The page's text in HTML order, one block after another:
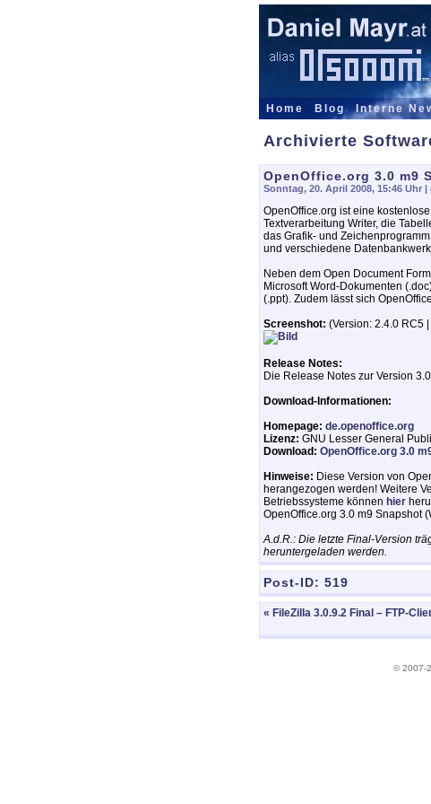
Home Blog Interne
Archivierte
OpenOffice.org 3.0 m9
Sonntag, 20. April 2008, 15:46 Uhr |
OpenOffice.org ist eine
Textverarbeitung Writer, die
das Grafik- und
und verschiedene
Neben dem Open Document
Microsoft Word-Dokumenten
(.ppt). Zudem lässt sich
Screenshot: (Version: 2.4.0 RC5
Release Notes:
Die Release Notes zur Version
Download-Informationen:
Homepage: de.openoffice.org
Lizenz: GNU Lesser General
Download: OpenOffice.org 3.0
Hinweise: Diese Version von
herangezogen werden! Weitere
Betriebssysteme können hier
OpenOffice.org 3.0 m9 Snapshot
A.d.R.: Die letzte Final-Version
heruntergeladen werden.
Post-ID: 519
« FileZilla 3.0.9.2 Final – FTP-
© 2007-